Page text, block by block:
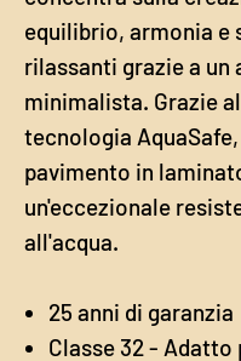
equilibrio, armonia e
rilassanti grazie a un
minimalista. Grazie
tecnologia
pavimento in
un'eccezionale
all'acqua.
25 anni di garanzia
Classe 32 -